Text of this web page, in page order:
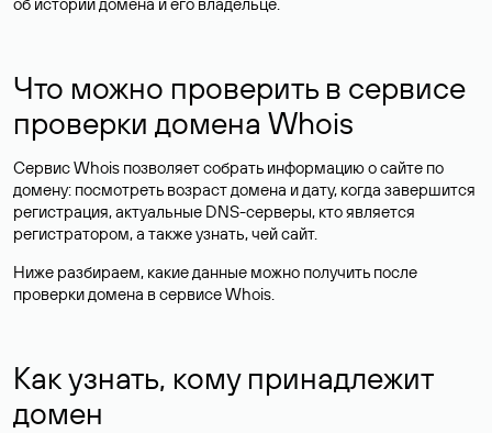
Что можно проверить в сервисе
проверки домена Whois
Сервис Whois позволяет собрать информацию о сайте по
домену: посмотреть возраст домена и дату, когда завершится
регистрация, актуальные DNS-серверы, кто является
регистратором, а также узнать, чей сайт.
Ниже разбираем, какие данные можно получить после
проверки домена в сервисе Whois.
Как узнать, кому принадлежит
домен